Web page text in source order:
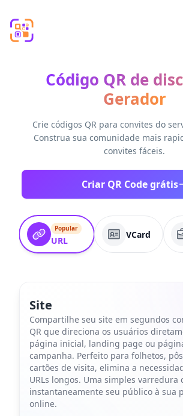
Código QR de
Gerador
Crie códigos QR para convites do
Construa sua comunidade mais
convites fáceis.
Criar QR Code grátis
Popular
URL
VCard
Site
Compartilhe seu site em segundos
QR que direciona os usuários
página inicial, landing page ou
campanha. Perfeito para folhetos,
cartões de visita, elimina a
URLs longos. Uma simples varredura
instantaneamente seu público à sua
online.